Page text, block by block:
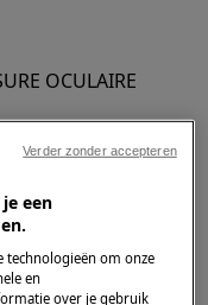
OCULAIRE
vous effectuez
de réparation
een
technologieën om onze
en
over je gebruik
Verder zonder accepteren